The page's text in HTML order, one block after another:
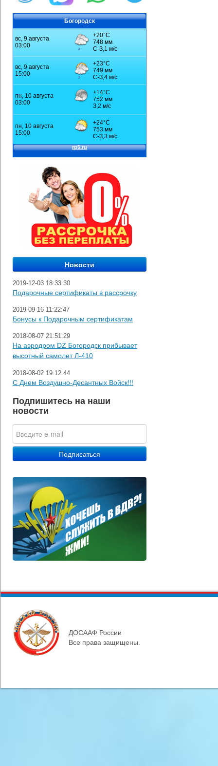
Богородск
2019-12-03 18:33:30
Подарочные сертификаты в рассрочку
2019-09-16 11:22:47
Бонусы к Подарочным сертификатам
2018-08-07 21:51:29
На аэродром DZ Богородск прибывает
высотный самолет Л-410
2018-08-02 19:12:44
С Днем Воздушно-Десантных Войск!!!
Подпишитесь на наши
новости
ДОСААФ России
Все права защищены.